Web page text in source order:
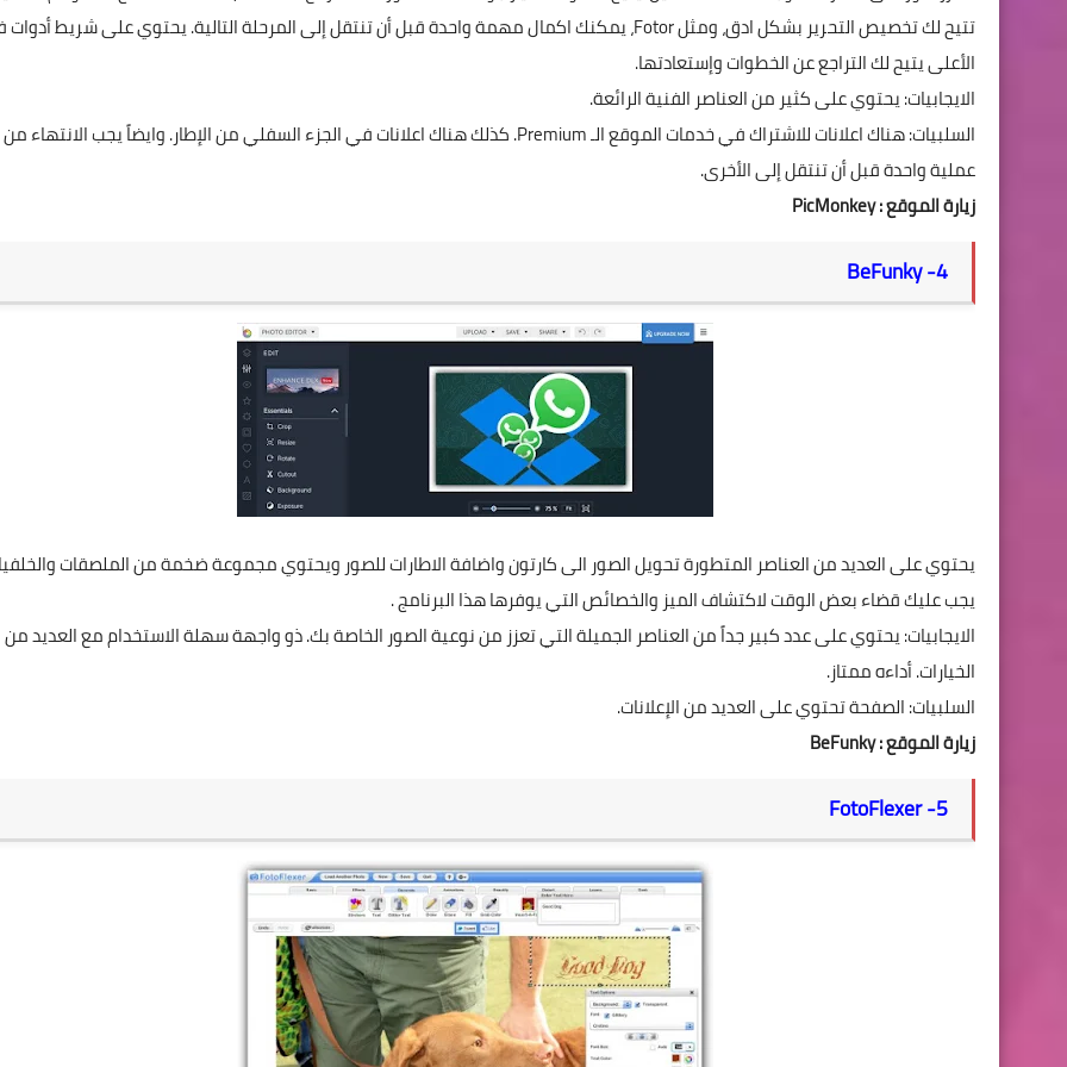
تتيح لك تخصيص التحرير بشكل ادق، ومثلFotor، يمكنك اكمال مهمة واحدة قبل أن تنتقل إلى المرحلة التالية. يحتوي على شريط
الأعلى يتيح لك التراجع عن الخطوات وإستعادتها.
الايجابيات: يحتوي على كثير من العناصر الفنية الرائعة.
السلبيات: هناك اعلانات للاشتراك في خدمات الموقع الـPremium. كذلك هناك اعلانات في الجزء السفلي من الإطار. وايضاً يجب الانتهاء من
عملية واحدة قبل أن تنتقل إلى الأخرى.
زيارة الموقع :PicMonkey
4-
BeFunky
يحتوي على العديد من العناصر المتطورة تحويل الصور الى كارتون واضافة الاطارات للصور ويحتوي مجموعة ضخمة من الملصقات
يجب عليك قضاء بعض الوقت لاكتشاف الميز والخصائص التي يوفرها هذا البرنامج .
الايجابيات: يحتوي على عدد كبير جداً من العناصر الجميلة التي تعزز من نوعية الصور الخاصة بك. ذو واجهة سهلة الاستخدام مع العديد من
الخيارات. أداءه ممتاز.
السلبيات: الصفحة تحتوي على العديد من الإعلانات.
زيارة الموقع :BeFunky
5-
FotoFlexer